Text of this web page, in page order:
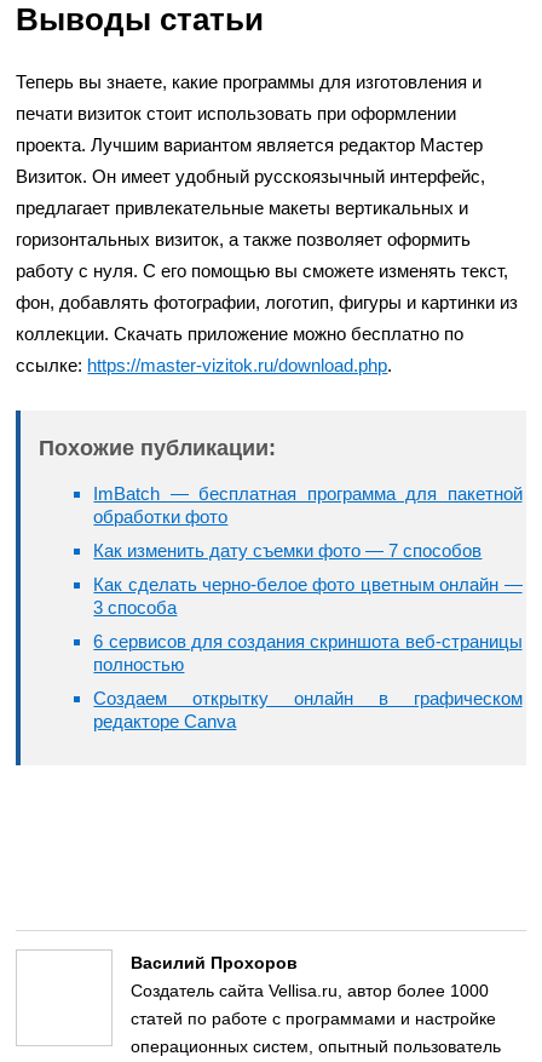
Выводы статьи
Теперь вы знаете, какие программы для изготовления и
печати визиток стоит использовать при оформлении
проекта. Лучшим вариантом является редактор Мастер
Визиток. Он имеет удобный русскоязычный интерфейс,
предлагает привлекательные макеты вертикальных и
горизонтальных визиток, а также позволяет оформить
работу с нуля. С его помощью вы сможете изменять текст,
фон, добавлять фотографии, логотип, фигуры и картинки из
коллекции. Скачать приложение можно бесплатно по
ссылке: https://master-vizitok.ru/download.php.
Похожие публикации:
ImBatch — бесплатная программа для пакетной
обработки фото
Как изменить дату съемки фото — 7 способов
Как сделать черно-белое фото цветным онлайн —
3 способа
6 сервисов для создания скриншота веб-страницы
полностью
Создаем открытку онлайн в графическом
редакторе Canva
Василий Прохоров
Создатель сайта Vellisa.ru, автор более 1000
статей по работе с программами и настройке
операционных систем, опытный пользователь